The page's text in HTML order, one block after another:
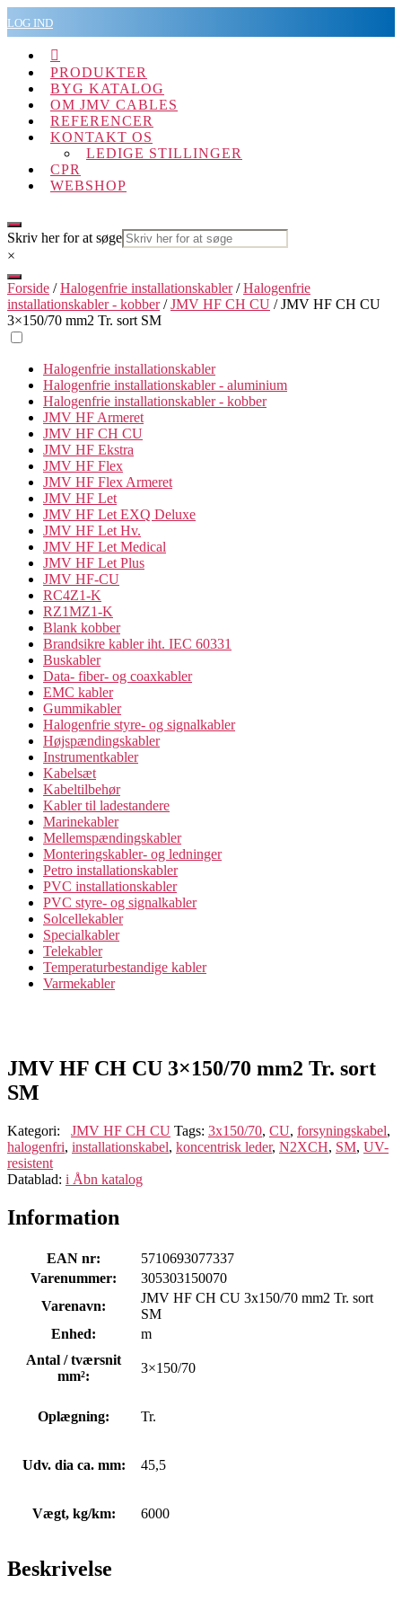
til
indholdet
LOG IND

PRODUKTER
BYG KATALOG
OM JMV CABLES
REFERENCER
KONTAKT OS
LEDIGE STILLINGER
CPR
WEBSHOP
Skriv her for at søge
×
Forside /Halogenfrie installationskabler/Halogenfrie
installationskabler - kobber/JMV HF CH CU / JMV HF CH CU
3×150/70 mm2 Tr. sort SM
Halogenfrie installationskabler
Halogenfrie installationskabler - aluminium
Halogenfrie installationskabler - kobber
JMV HF Armeret
JMV HF CH CU
JMV HF Ekstra
JMV HF Flex
JMV HF Flex Armeret
JMV HF Let
JMV HF Let EXQ Deluxe
JMV HF Let Hv.
JMV HF Let Medical
JMV HF Let Plus
JMV HF-CU
RC4Z1-K
RZ1MZ1-K
Blank kobber
Brandsikre kabler iht. IEC 60331
Buskabler
Data- fiber- og coaxkabler
EMC kabler
Gummikabler
Halogenfrie styre- og signalkabler
Højspændingskabler
Instrumentkabler
Kabelsæt
Kabeltilbehør
Kabler til ladestandere
Marinekabler
Mellemspændingskabler
Monteringskabler- og ledninger
Petro installationskabler
PVC installationskabler
PVC styre- og signalkabler
Solcellekabler
Specialkabler
Telekabler
Temperaturbestandige kabler
Varmekabler
JMV HF CH CU 3×150/70 mm2 Tr. sort
SM
Kategori: JMV HF CH CU Tags: 3x150/70, CU, forsyningskabel,
halogenfri, installationskabel, koncentrisk leder, N2XCH, SM, UV-
resistent
Datablad: i Åbn katalog
Information
EAN nr:
5710693077337
Varenummer:
305303150070
Varenavn:
JMV HF CH CU 3x150/70 mm2 Tr. sort
SM
Enhed:
m
Antal / tværsnit
mm²:
3×150/70
Oplægning: Tr.
Udv. dia ca. mm: 45,5
Vægt, kg/km: 6000
Beskrivelse